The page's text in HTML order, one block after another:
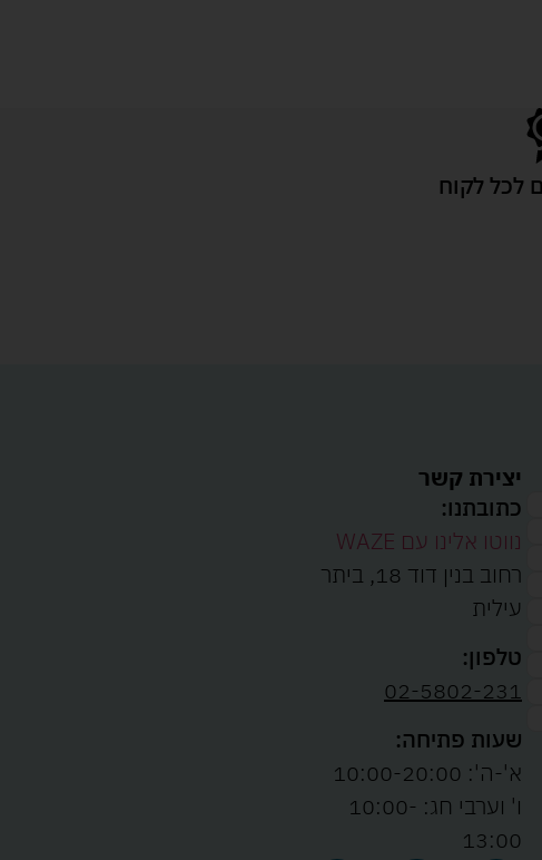
לכל לקוח
יצירת קשר
כתובתנו:
נווטו אלינו עם WAZE
רחוב בנין דוד 18, ביתר
עילית
טלפון:
02-5802-231
שעות פתיחה:
א'-ה': 10:00-20:00
ו' וערבי חג: 10:00-
13:00